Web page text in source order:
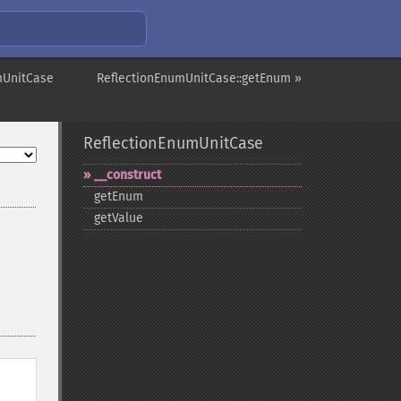
ReflectionEnumUnitCase::getEnum »
ReflectionEnumUnitCase
_​_​construct
getEnum
getValue